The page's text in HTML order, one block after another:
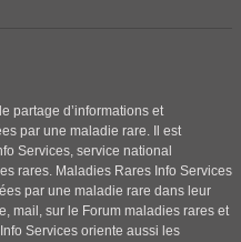
partage d’informations et
par une maladie rare. Il est
Services, service national
rares. Maladies Rares Info Services
par une maladie rare dans leur
mail, sur le Forum maladies rares et
Services oriente aussi les